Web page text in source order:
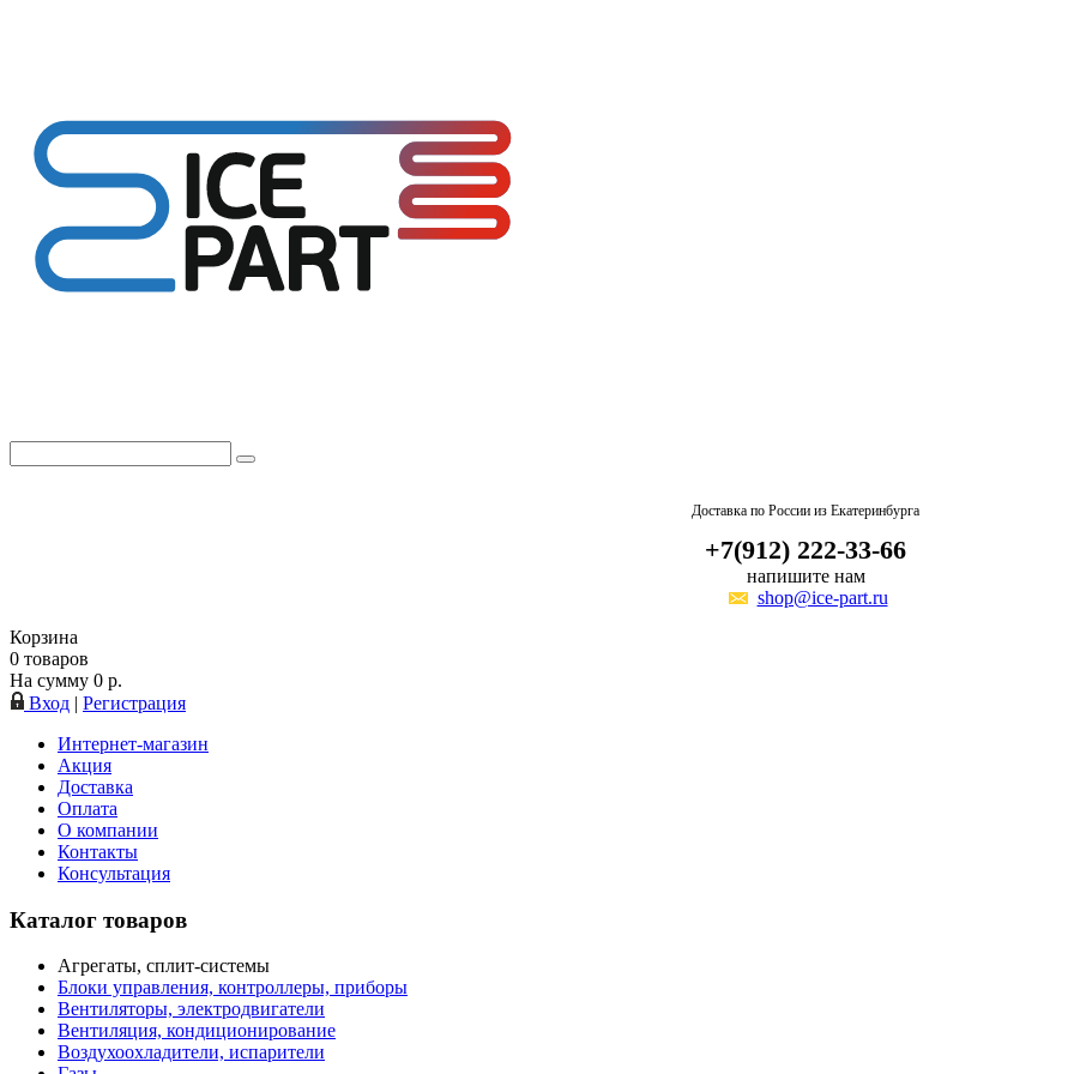
Доставка по России из Екатеринбурга
+7(912) 222-33-66
напишите нам
shop@ice-part.ru
Корзина
0 товаров
На сумму 0 р.
Вход | Регистрация
Интернет-магазин
Акция
Доставка
Оплата
О компании
Контакты
Консультация
Каталог товаров
Агрегаты, сплит-системы
Блоки управления, контроллеры, приборы
Вентиляторы, электродвигатели
Вентиляция, кондиционирование
Воздухоохладители, испарители